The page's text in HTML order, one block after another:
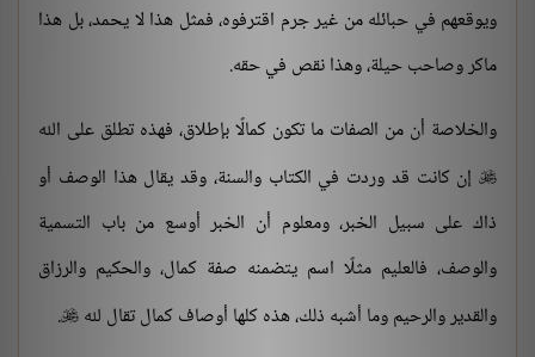
ويوقعهم في حبائله من غير جرم اقترفوه، فمثل هذا لا يحمد، بل هذا
ماكر وصاحب حيلة، وهذا نقص في حقه.
والخلاصة أن من الصفات ما تكون كمالًا بإطلاق، فهذه تطلق على الله
 إن كانت قد وردت في الكتاب والسنة، وقد يقال هذا الوصف أو
ذاك على سبيل الخبر، ومعلوم أن الخبر أوسع من باب التسمية
والوصف، فالعليم مثلًا اسم يتضمنه صفة كمال، والحكيم والرزاق
والقدير والرحيم وما أشبه ذلك، هذه كلها أوصاف كمال تقال لله 
.